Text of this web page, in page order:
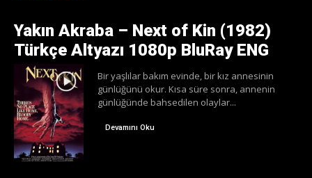
Yakın Akraba – Next of Kin (1982)
Türkçe Altyazı 1080p BluRay ENG
Bir yaşlılar bakım evinde, bir kız annesinin
günlüğünü okur. Kısa süre sonra, annenin
günlüğünde bahsedilen olaylar...
Devamını Oku